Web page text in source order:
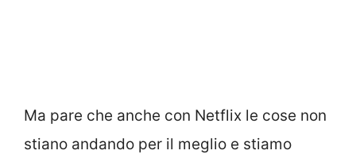
Ma pare che anche con Netflix le cose non
stiano andando per il meglio e stiamo